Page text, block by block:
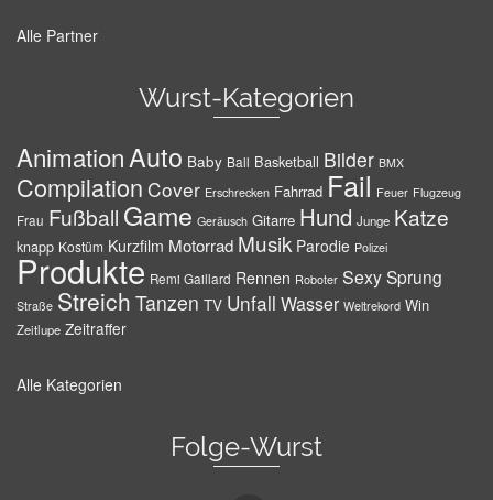
Alle Partner
Wurst-Kategorien
AnimationAuto Baby Ball Basketball Bilder BMX
Compilation Cover Erschrecken Fahrrad Fail Feuer Flugzeug
Frau Fußball Game Geräusch Gitarre Hund Junge Katze
knapp Kostüm Kurzfilm Motorrad Musik Parodie Polizei
Produkte Remi Gaillard Rennen Roboter SexySprung
Straße Streich Tanzen TV Unfall Wasser Weltrekord Win
Zeitlupe Zeitraffer
Alle Kategorien
Folge-Wurst